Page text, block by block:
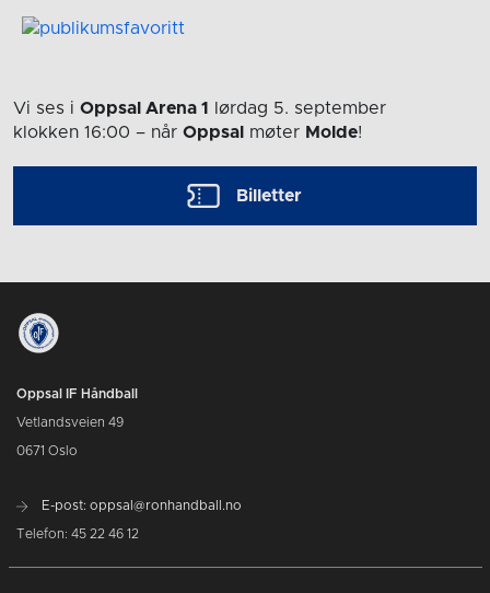
Vi ses i Oppsal Arena 1
lørdag 5. september
klokken 16:00 – når Oppsal møter Molde!
Billetter
Oppsal IF Håndball
Vetlandsveien 49
0671 Oslo
E-post: oppsal@ronhandball.no
Telefon: 45 22 46 12